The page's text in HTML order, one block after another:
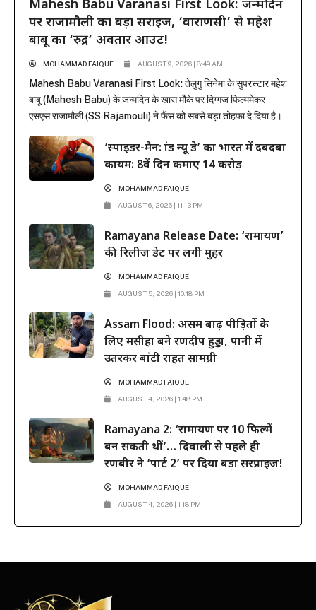
Mahesh Babu Varanasi First Look: जन्मदिन
पर राजामौली का बड़ा सरप्राइज, ‘वाराणसी’ से महेश
बाबू का ‘रुद्र’ अवतार आउट!
MOHAMMAD FAIQUE AUGUST 9, 2026 | 8:49 AM
Mahesh Babu Varanasi First Look: तेलुगु सिनेमा के सुपरस्टार महेश
बाबू (Mahesh Babu) के जन्मदिन के खास मौके पर दिग्गज फिल्ममेकर
एसएस राजामौली (SS Rajamouli) ने फैंस को सबसे बड़ा तोहफा दे दिया है।
महेश बाबू का मच-अवेटेड फर्स्ट लुक रिलीज कर दिया है। इस फिल्म...
‘स्पाइडर-मैन: ब्रांड न्यू डे’ का भारत में दबदबा
कायम: 8वें दिन कमाए 14 करोड़
MOHAMMAD FAIQUE
AUGUST 6, 2026 | 11:13 PM
Ramayana Release Date: ‘रामायण’
की रिलीज डेट पर लगी मुहर
MOHAMMAD FAIQUE
AUGUST 5, 2026 | 10:18 PM
Assam Flood: असम बाढ़ पीड़ितों के
लिए मसीहा बने रणदीप हुड्डा, पानी में
उतरकर बांटी राहत सामग्री
MOHAMMAD FAIQUE
AUGUST 4, 2026 | 1:48 PM
Ramayana 2: ‘रामायण पर 10 फिल्में
बन सकती थीं’… दिवाली से पहले ही
रणबीर ने ‘पार्ट 2’ पर दिया बड़ा सरप्राइज!
MOHAMMAD FAIQUE
AUGUST 4, 2026 | 1:18 PM